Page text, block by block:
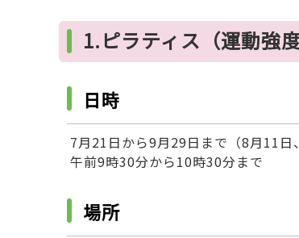
1.ピラティス（運動強
日時
7月21日から9月29日まで（8月11日
午前9時30分から10時30分まで
場所